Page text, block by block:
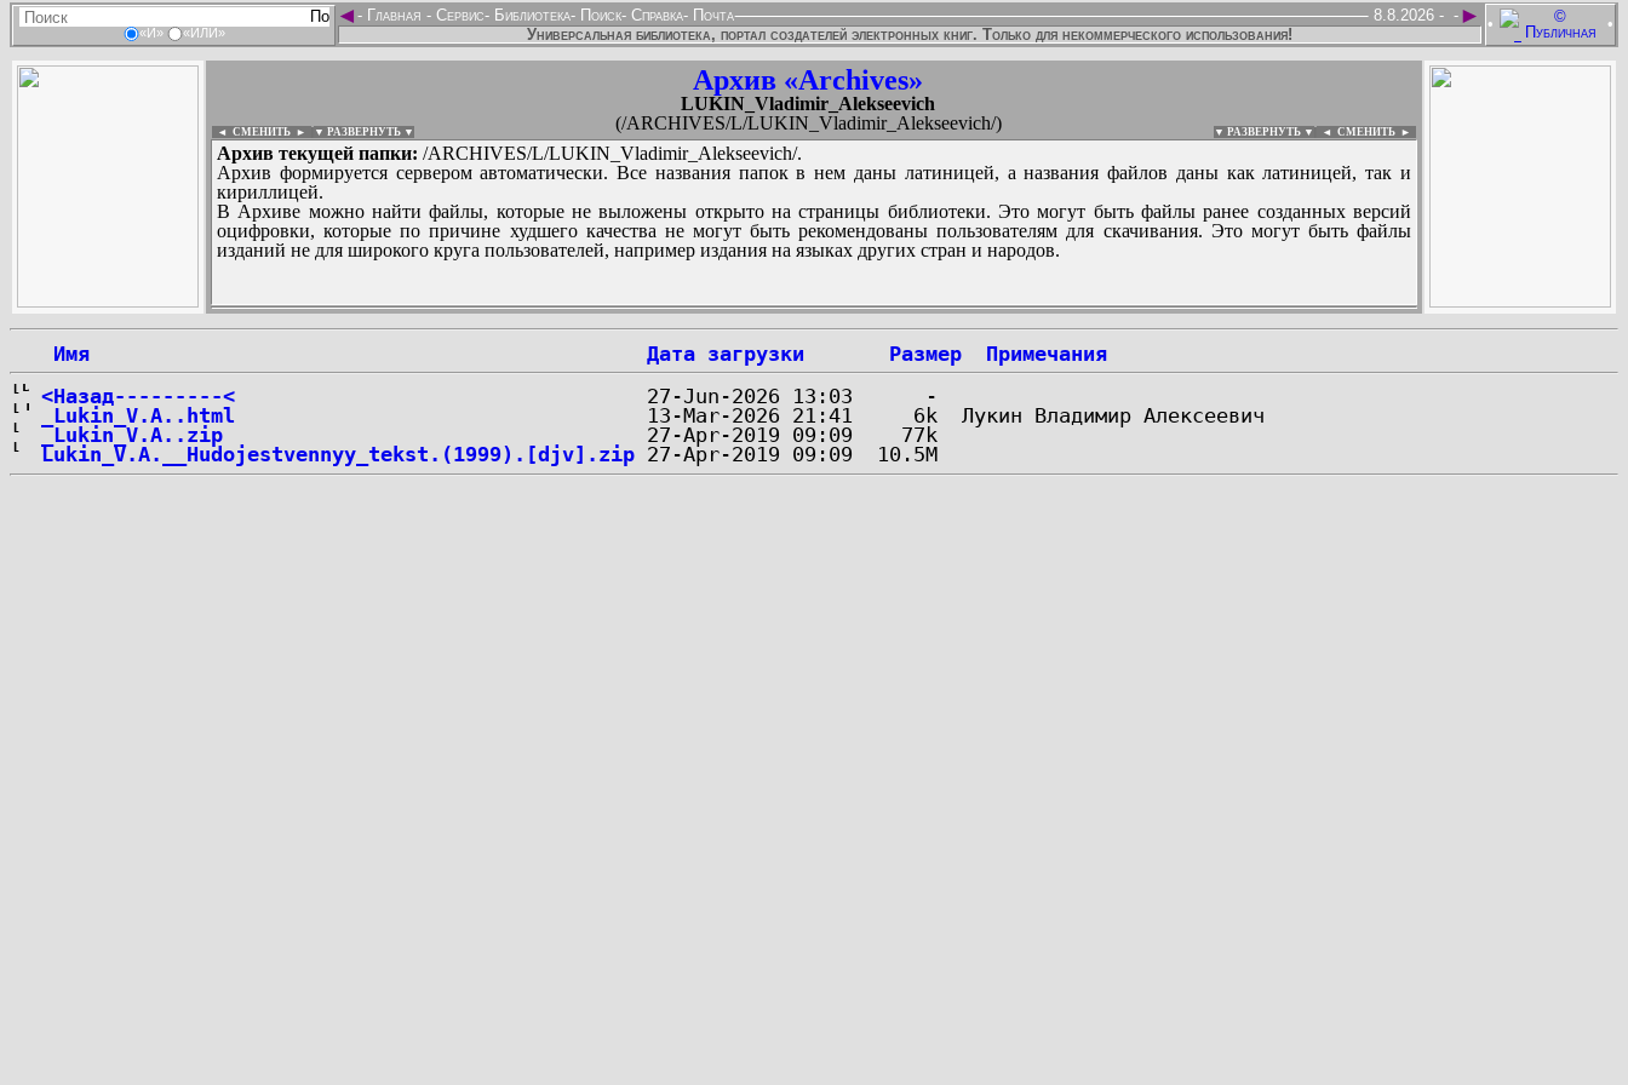
«И» «ИЛИ»
• •
◄ ►
- Главная - Сервис- Библиотека- Поиск- Справка- Почта -
8.8.2026 -
Универсальная библиотека, портал создателей электронных книг. Только для некоммерческого использования!
Архив «Archives»
LUKIN_Vladimir_Alekseevich
(/ARCHIVES/L/LUKIN_Vladimir_Alekseevich/)
◄ СМЕНИТЬ ► ▼ РАЗВЕРНУТЬ ▼ ▼ РАЗВЕРНУТЬ ▼ ◄ СМЕНИТЬ ►
Архив текущей папки: /ARCHIVES/L/LUKIN_Vladimir_Alekseevich/.
Архив формируется сервером автоматически. Все названия папок в нем даны латиницей, а названия файлов даны как латиницей, так и
кириллицей.
В Архиве можно найти файлы, которые не выложены открыто на страницы библиотеки. Это могут быть файлы ранее созданных версий
оцифровки, которые по причине худшего качества не могут быть рекомендованы пользователям для скачивания. Это могут быть файлы
изданий не для широкого круга пользователей, например издания на языках других стран и народов.
:
...
Имя Дата загрузки Размер
Примечания
<Назад---------<
_Lukin_V.A..html
_Lukin_V.A..zip
Lukin_V.A.__Hudojestvennyy_tekst.(1999).[djv].zip